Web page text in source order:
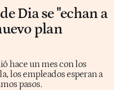
Dia se "echan a
plan
hace un mes con los
los empleados esperan a
pasos.